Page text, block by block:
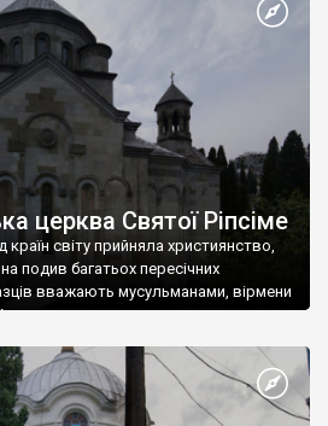
На честь Херсонесу Таврійського
церква Святої Ріпсіме
світу прийняла християнство,
подив багатьох пересічних
вважають мусульманами, вірмени